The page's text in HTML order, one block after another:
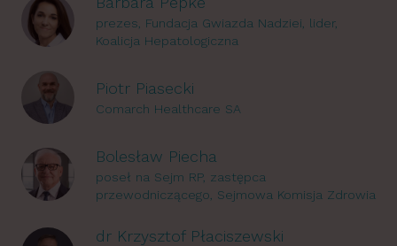
prezes, Fundacja Gwiazda Nadziei, lider,
Koalicja Hepatologiczna
Piotr Piasecki
Comarch Healthcare SA
Bolesław Piecha
poseł na Sejm RP, zastępca
przewodniczącego, Sejmowa Komisja Zdrowia
dr Krzysztof Płaciszewski